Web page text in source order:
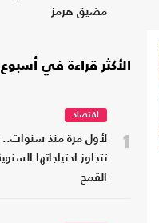
مضيق هرمز
الأكثر قراءة في أسبوع
1
اقتصاد
لأول مرة منذ سنوات..
تتجاوز احتياجاتها
القمح